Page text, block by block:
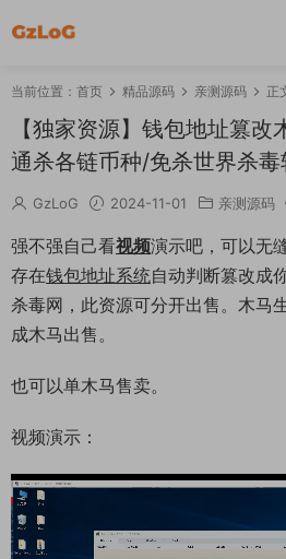
当前位置： 首页 精品源码 亲测源码 正
【独家资源】钱包地址篡
通杀各链币种/免杀世界杀毒
GzLoG 2024-11-01 亲测源码
强不强自己看视频演示吧，可以无
存在钱包地址系统自动判断篡改成
杀毒网，此资源可分开出售。木马
成木马出售。
也可以单木马售卖。
视频演示：